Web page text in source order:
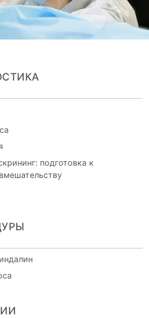
подготовка к